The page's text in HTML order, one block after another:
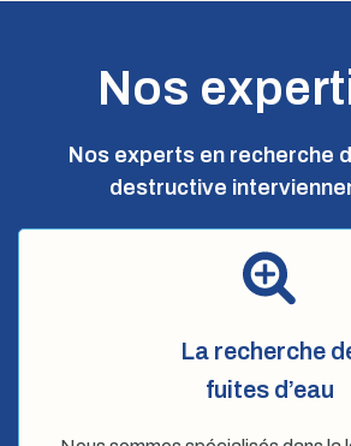
Nos
Nos experts en recherche
destructive
La recherche
fuites d’eau